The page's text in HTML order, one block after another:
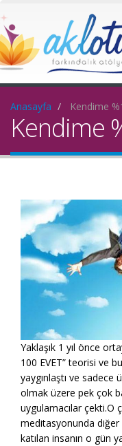
Anasayfa Kendime
Kendime
Yaklaşık 1 yıl önce
100 EVET” teorisi ve
yaygınlaştı ve
olmak üzere pek çok
uygulamacılar çekti.O
meditasyonunda diğer
katılan insanın o gün